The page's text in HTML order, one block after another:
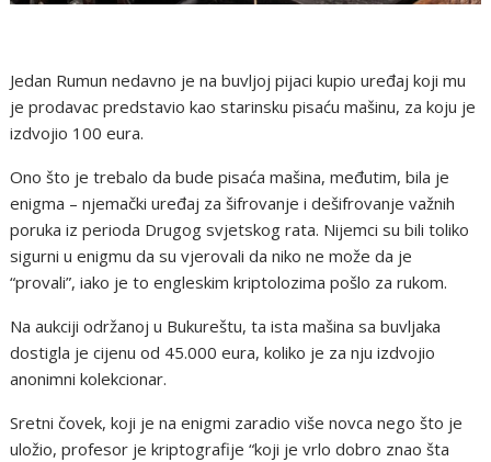
Jedan Rumun nedavno je na buvljoj pijaci kupio uređaj koji mu
je prodavac predstavio kao starinsku pisaću mašinu, za koju je
izdvojio 100 eura.
Ono što je trebalo da bude pisaća mašina, međutim, bila je
enigma – njemački uređaj za šifrovanje i dešifrovanje važnih
poruka iz perioda Drugog svjetskog rata. Nijemci su bili toliko
sigurni u enigmu da su vjerovali da niko ne može da je
“provali”, iako je to engleskim kriptolozima pošlo za rukom.
Na aukciji održanoj u Bukureštu, ta ista mašina sa buvljaka
dostigla je cijenu od 45.000 eura, koliko je za nju izdvojio
anonimni kolekcionar.
Sretni čovek, koji je na enigmi zaradio više novca nego što je
uložio, profesor je kriptografije “koji je vrlo dobro znao šta